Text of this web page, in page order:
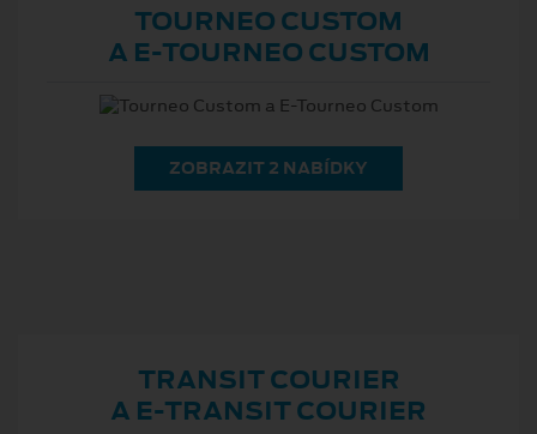
TOURNEO CUSTOM
A E⁠-⁠TOURNEO CUSTOM
ZOBRAZIT 2 NABÍDKY
TRANSIT COURIER
A E⁠-⁠TRANSIT COURIER